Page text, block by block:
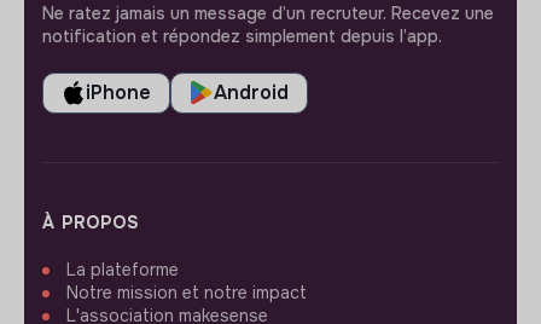
Ne ratez jamais un message d’un recruteur. Recevez une
notification et répondez simplement depuis l’app.
iPhone Android
À PROPOS
La plateforme
Notre mission et notre impact
L'association makesense